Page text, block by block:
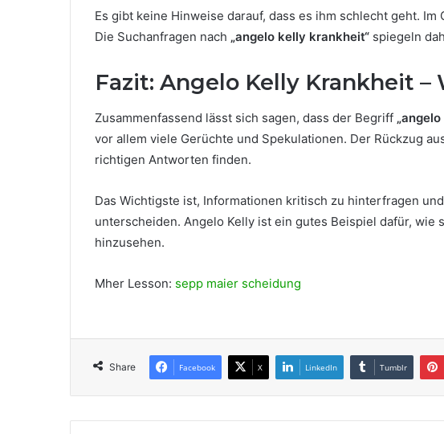
Es gibt keine Hinweise darauf, dass es ihm schlecht geht.
Die Suchanfragen nach „angelo kelly krankheit“ spiegeln
Fazit: Angelo Kelly Krankheit
Zusammenfassend lässt sich sagen, dass der Begriff
vor allem viele Gerüchte und Spekulationen. Der Rückzug
richtigen Antworten finden.
Das Wichtigste ist, Informationen kritisch zu hinterfragen
unterscheiden. Angelo Kelly ist ein gutes Beispiel dafür,
hinzusehen.
Mher Lesson: sepp maier scheidung
Share Facebook X LinkedIn Tumblr